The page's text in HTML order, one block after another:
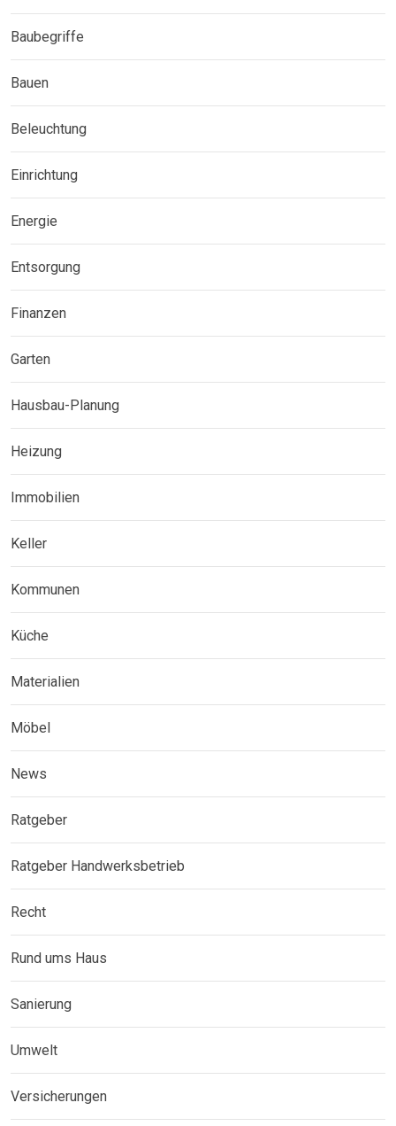
Baubegriffe
Bauen
Beleuchtung
Einrichtung
Energie
Entsorgung
Finanzen
Garten
Hausbau-Planung
Heizung
Immobilien
Keller
Kommunen
Küche
Materialien
Möbel
News
Ratgeber
Ratgeber Handwerksbetrieb
Recht
Rund ums Haus
Sanierung
Umwelt
Versicherungen